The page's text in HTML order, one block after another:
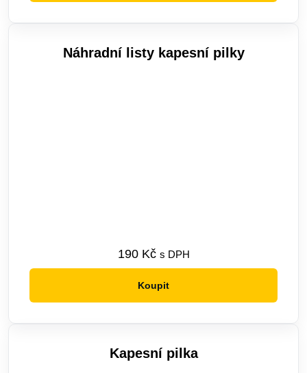
Náhradní listy kapesní pilky
190 Kč s DPH
Koupit
variant.
Kapesní pilka